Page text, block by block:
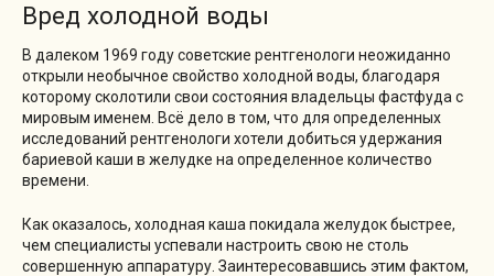
Вред холодной воды
В далеком 1969 году советские рентгенологи неожиданно
открыли необычное свойство холодной воды, благодаря
которому сколотили свои состояния владельцы фастфуда с
мировым именем. Всё дело в том, что для определенных
исследований рентгенологи хотели добиться удержания
бариевой каши в желудке на определенное количество
времени.
Как оказалось, холодная каша покидала желудок быстрее,
чем специалисты успевали настроить свою не столь
совершенную аппаратуру. Заинтересовавшись этим фактом,